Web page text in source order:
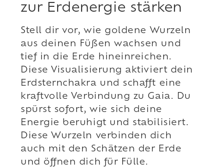
zur Erdenergie stärken
Stell dir vor, wie goldene Wurzeln
aus deinen Füßen wachsen und
tief in die Erde hineinreichen.
Diese Visualisierung aktiviert dein
Erdsternchakra und schafft eine
kraftvolle Verbindung zu Gaia. Du
spürst sofort, wie sich deine
Energie beruhigt und stabilisiert.
Diese Wurzeln verbinden dich
auch mit den Schätzen der Erde
und öffnen dich für Fülle.